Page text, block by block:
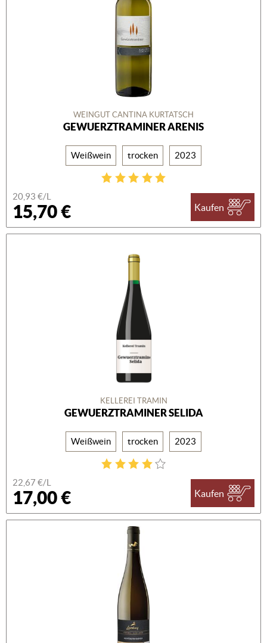
WEINGUT CANTINA KURTATSCH
GEWUERZTRAMINER ARENIS
Weißwein trocken 2023
20,93 €/L
15,70 € Kaufen
KELLEREI TRAMIN
GEWUERZTRAMINER SELIDA
Weißwein trocken 2023
22,67 €/L
17,00 € Kaufen